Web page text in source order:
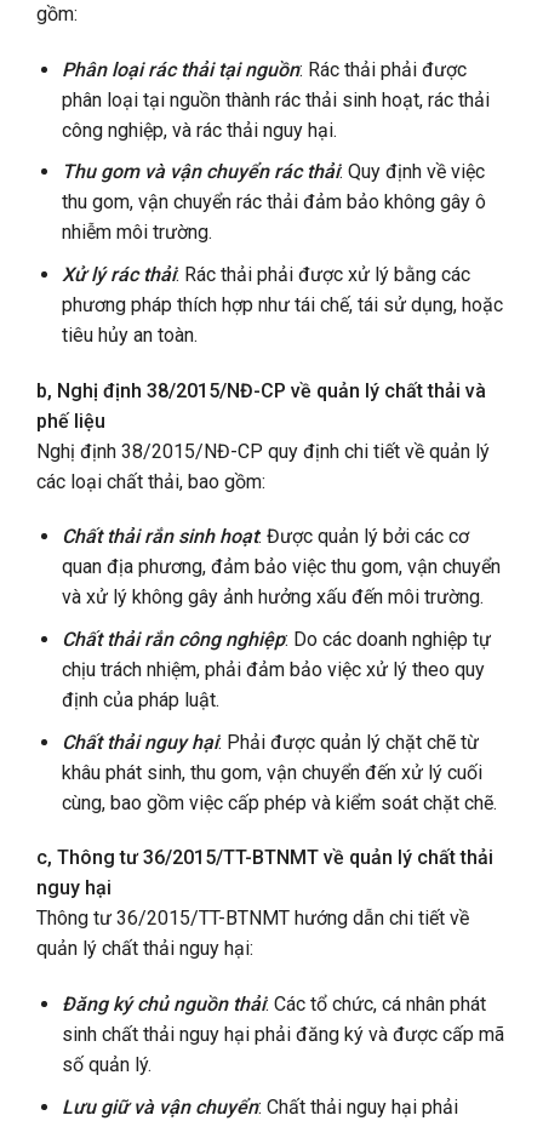
gồm:
Phân loại rác thải tại nguồn: Rác thải phải được
phân loại tại nguồn thành rác thải sinh hoạt, rác thải
công nghiệp, và rác thải nguy hại.
Thu gom và vận chuyển rác thải: Quy định về việc
thu gom, vận chuyển rác thải đảm bảo không gây ô
nhiễm môi trường.
Xử lý rác thải: Rác thải phải được xử lý bằng các
phương pháp thích hợp như tái chế, tái sử dụng, hoặc
tiêu hủy an toàn.
b, Nghị định 38/2015/NĐ-CP về quản lý chất thải và
phế liệu
Nghị định 38/2015/NĐ-CP quy định chi tiết về quản lý
các loại chất thải, bao gồm:
Chất thải rắn sinh hoạt: Được quản lý bởi các cơ
quan địa phương, đảm bảo việc thu gom, vận chuyển
và xử lý không gây ảnh hưởng xấu đến môi trường.
Chất thải rắn công nghiệp: Do các doanh nghiệp tự
chịu trách nhiệm, phải đảm bảo việc xử lý theo quy
định của pháp luật.
Chất thải nguy hại: Phải được quản lý chặt chẽ từ
khâu phát sinh, thu gom, vận chuyển đến xử lý cuối
cùng, bao gồm việc cấp phép và kiểm soát chặt chẽ.
c, Thông tư 36/2015/TT-BTNMT về quản lý chất thải
nguy hại
Thông tư 36/2015/TT-BTNMT hướng dẫn chi tiết về
quản lý chất thải nguy hại:
Đăng ký chủ nguồn thải: Các tổ chức, cá nhân phát
sinh chất thải nguy hại phải đăng ký và được cấp mã
số quản lý.
Lưu giữ và vận chuyển: Chất thải nguy hại phải